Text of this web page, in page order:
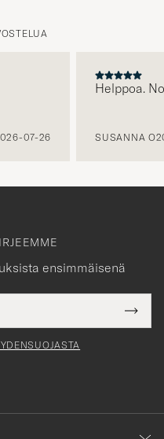
07-26
Helppoa.
SUSANNA O
ensimmäisenä